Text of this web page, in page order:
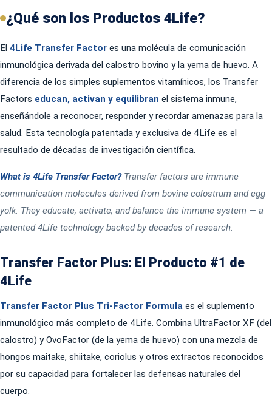
¿Qué son los Productos 4Life?
El 4Life Transfer Factor es una molécula de comunicación
inmunológica derivada del calostro bovino y la yema de huevo. A
diferencia de los simples suplementos vitamínicos, los Transfer
Factors educan, activan y equilibran el sistema inmune,
enseñándole a reconocer, responder y recordar amenazas para la
salud. Esta tecnología patentada y exclusiva de 4Life es el
resultado de décadas de investigación científica.
What is 4Life Transfer Factor?Transfer factors are immune
communication molecules derived from bovine colostrum and egg
yolk. They educate, activate, and balance the immune system — a
patented 4Life technology backed by decades of research.
Transfer Factor Plus: El Producto #1 de
4Life
Transfer Factor Plus Tri-Factor Formula es el suplemento
inmunológico más completo de 4Life. Combina UltraFactor XF (del
calostro) y OvoFactor (de la yema de huevo) con una mezcla de
hongos maitake, shiitake, coriolus y otros extractos reconocidos
por su capacidad para fortalecer las defensas naturales del
cuerpo.